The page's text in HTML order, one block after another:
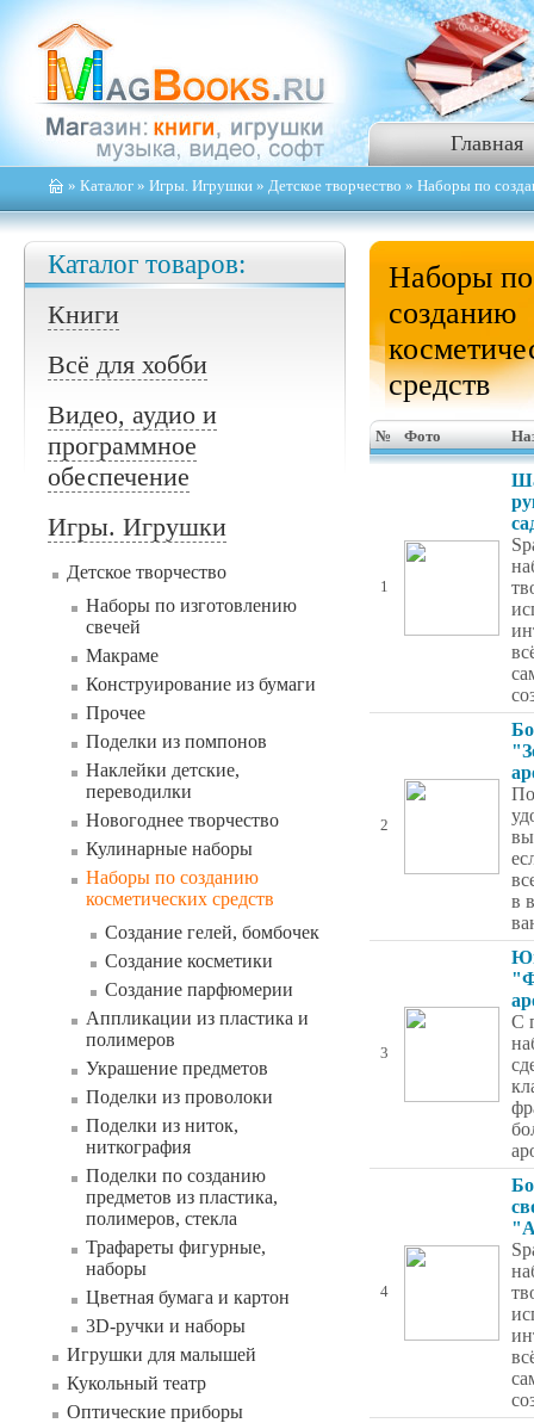
Главная
» Каталог » Игры. Игрушки » Детское творчество » Наборы по
Каталог товаров:
Книги
Всё для хобби
Видео, аудио и
программное
обеспечение
Игры. Игрушки
Детское творчество
Наборы по изготовлению
свечей
Макраме
Конструирование из бумаги
Прочее
Поделки из помпонов
Наклейки детские,
переводилки
Новогоднее творчество
Кулинарные наборы
Наборы по созданию
косметических средств
Создание гелей, бомбочек
Создание косметики
Создание парфюмерии
Аппликации из пластика и
полимеров
Украшение предметов
Поделки из проволоки
Поделки из ниток,
ниткография
Поделки по созданию
предметов из пластика,
полимеров, стекла
Трафареты фигурные,
наборы
Цветная бумага и картон
3D-ручки и наборы
Игрушки для малышей
Кукольный театр
Оптические приборы
Наборы по
созданию
средств
№ Фото
1
2
в
3
С
4